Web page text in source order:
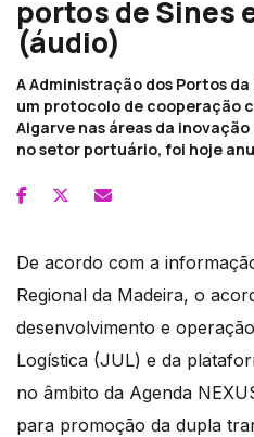
portos de Sines
(áudio)
A Administração dos Portos da
um protocolo de cooperação
Algarve nas áreas da
no setor portuário, foi hoje
De acordo com a
Regional da Madeira, o
desenvolvimento e
Logística (JUL) e da
no âmbito da Agenda
para promoção da dupla